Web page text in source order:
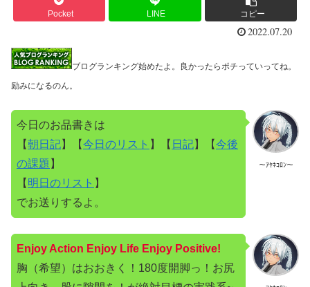
Pocket LINE コピー
2022.07.20
ブログランキング始めたよ。良かったらポチっていってね。
励みになるのん。
～ｱﾔﾈｺﾛﾝ～
今日のお品書きは
【朝日記】【今日のリスト 】【 日記】【今後
の課題 】
【 明日のリスト 】
でお送りするよ。
Enjoy Action Enjoy Life Enjoy Positive!
胸（希望）はおおきく！180度開脚っ！お尻